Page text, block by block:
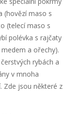
(hovězí maso s
(telecí maso s
polévka s rajčaty
a ořechy).
rybách a
v mnoha
Zde jsou některé z